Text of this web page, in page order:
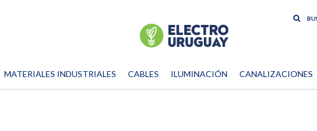
MATERIALES INDUSTRIALES CABLES ILUMINACIÓN CANALIZACIONES